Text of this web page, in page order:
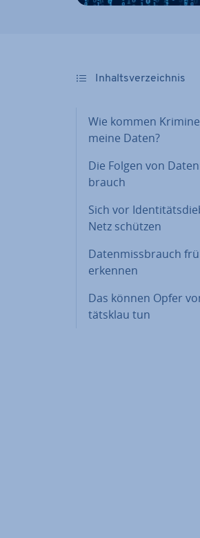
In­halts­ver­zeich­nis
Wie kommen
meine Daten?
Die Folgen von
brauch
Sich vor
Netz schützen
Da­ten­miss­brauch
erkennen
Das können Opfer
täts­klau tun